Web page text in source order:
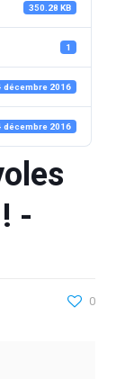
350.28 KB
1
décembre 2016
décembre 2016
-
0